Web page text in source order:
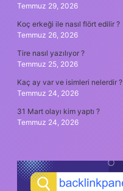
Temmuz 29, 2026
Koç erkeği ile nasıl flört edilir ?
Temmuz 26, 2026
Tire nasıl yazılıyor ?
Temmuz 25, 2026
Kaç ay var ve isimleri nelerdir ?
Temmuz 24, 2026
31 Mart olayı kim yaptı ?
Temmuz 24, 2026